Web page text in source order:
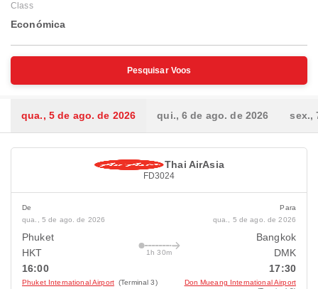
Class
Económica
Pesquisar Voos
qua., 5 de ago. de 2026 qui., 6 de ago. de 2026 sex.,
Thai AirAsia
FD3024
De
qua., 5 de ago. de 2026
Phuket
HKT
16:00
Phuket International Airport (Terminal 3)
1h 30m
Para
qua., 5 de ago. de 2026
Bangkok
DMK
17:30
Don Mueang International Airport